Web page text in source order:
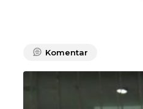
Komentar